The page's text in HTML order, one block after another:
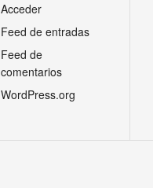
Acceder
Feed de entradas
Feed de
comentarios
WordPress.org